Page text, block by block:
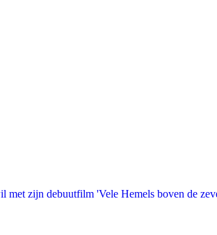
zijn debuutfilm 'Vele Hemels boven de